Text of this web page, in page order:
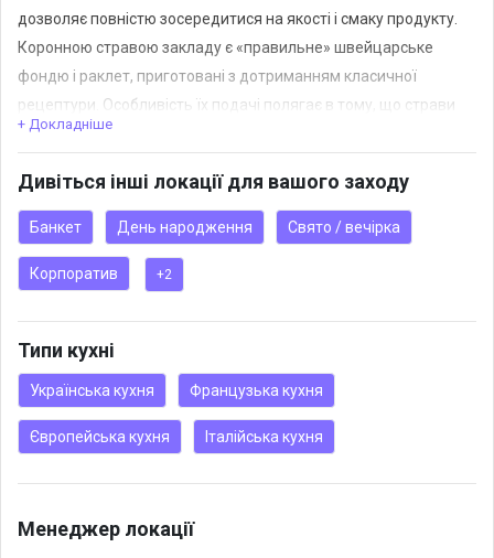
дозволяє повністю зосередитися на якості і смаку продукту.
Коронною стравою закладу є «правильне» швейцарське
фондю і раклет, приготовані з дотриманням класичної
рецептури. Особливість їх подачі полягає в тому, що страви
готуються прямо перед відвідувачем. Крім того, кожен охочий
+ Докладніше
Дивіться інші локації для вашого заходу
Банкет День народження Свято / вечірка
Корпоратив +2
Типи кухні
Українська кухня Французька кухня
Європейська кухня Італійська кухня
Менеджер локації